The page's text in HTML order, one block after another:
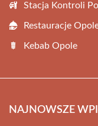
Stacja Kontroli
Restauracje
Kebab Opole
NAJNOWSZE